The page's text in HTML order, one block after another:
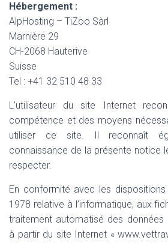
Hébergement :
AlpHosting – TiZoo Sàrl
Marnière 29
CH-2068 Hauterive
Suisse
Tel : +41 32 510 48 33
L’utilisateur du site Internet
compétence et des moyens
utiliser ce site. Il reconnaît
connaissance de la présente notice
respecter.
En conformité avec les
1978 relative à l’informatique, aux
traitement automatisé des données
à partir du site Internet «